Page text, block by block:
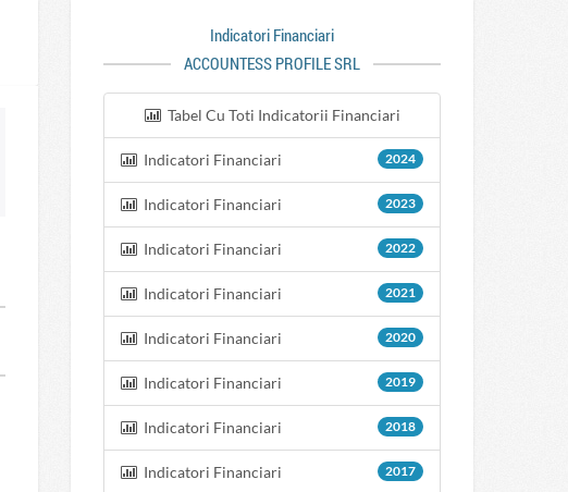
Indicatori Financiari
ACCOUNTESS PROFILE SRL
Tabel Cu Toti Indicatorii Financiari
Indicatori Financiari 2024
Indicatori Financiari 2023
Indicatori Financiari 2022
Indicatori Financiari 2021
Indicatori Financiari 2020
Indicatori Financiari 2019
Indicatori Financiari 2018
Indicatori Financiari 2017